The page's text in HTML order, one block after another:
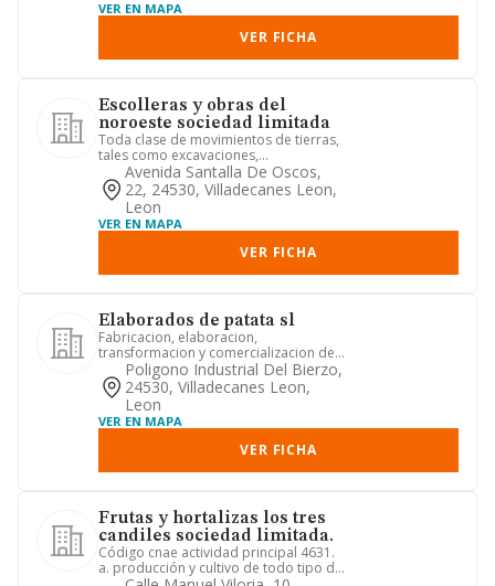
VER EN MAPA
VER FICHA
Escolleras y obras del
noroeste sociedad limitada
Toda clase de movimientos de tierras,
tales como excavaciones,
explanaciones, canalizaciones, nivel...
Avenida Santalla De Oscos,
22, 24530, Villadecanes Leon,
Leon
VER EN MAPA
VER FICHA
Elaborados de patata sl
Fabricacion, elaboracion,
transformacion y comercializacion de
conservas de frutas y productos hort...
Poligono Industrial Del Bierzo,
24530, Villadecanes Leon,
Leon
VER EN MAPA
VER FICHA
Frutas y hortalizas los tres
candiles sociedad limitada.
Código cnae actividad principal 4631.
a. producción y cultivo de todo tipo de